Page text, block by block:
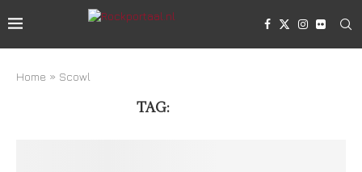
Home » Scowl
TAG: